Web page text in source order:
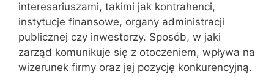
interesariuszami, takimi jak kontrahenci,
instytucje finansowe, organy administracji
publicznej czy inwestorzy. Sposób, w jaki
zarząd komunikuje się z otoczeniem, wpływa na
wizerunek firmy oraz jej pozycję konkurencyjną.